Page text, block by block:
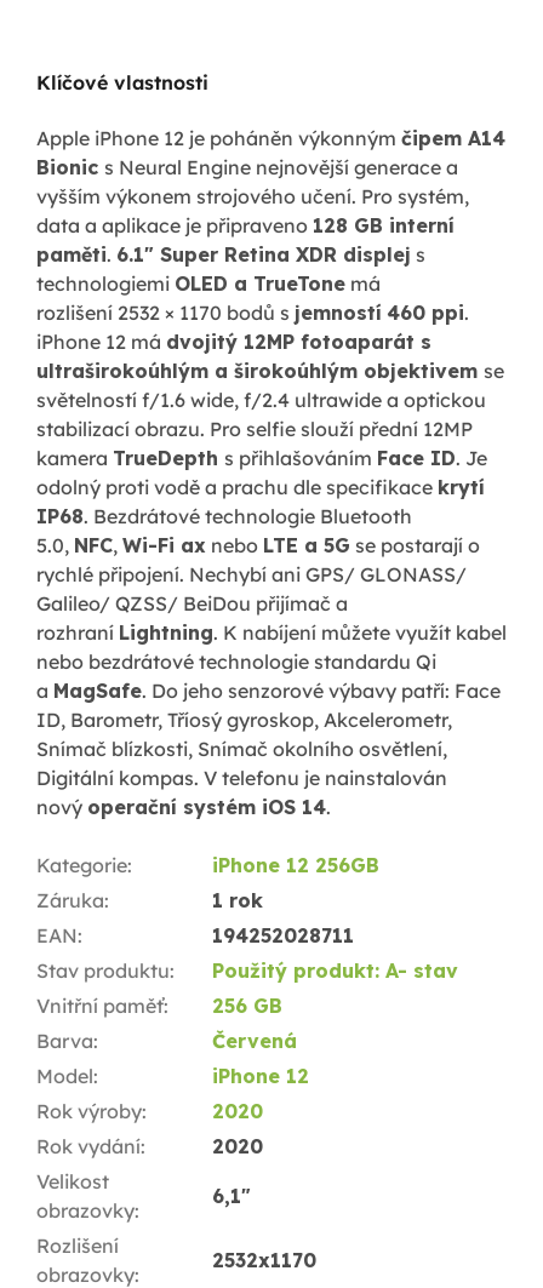
Klíčové vlastnosti
Apple iPhone 12 je poháněn výkonným čipem A14
Bionic s Neural Engine nejnovější generace a
vyšším výkonem strojového učení. Pro systém,
data a aplikace je připraveno 128 GB interní
paměti. 6.1" Super Retina XDR displej s
technologiemi OLED a TrueTone má
rozlišení 2532 × 1170 bodů s jemností 460 ppi.
iPhone 12 má dvojitý 12MP fotoaparát s
ultraširokoúhlým a širokoúhlým objektivem se
světelností f/1.6 wide, f/2.4 ultrawide a optickou
stabilizací obrazu. Pro selfie slouží přední 12MP
kamera TrueDepth s přihlašováním Face ID. Je
odolný proti vodě a prachu dle specifikace krytí
IP68. Bezdrátové technologie Bluetooth
5.0, NFC, Wi-Fi ax nebo LTE a 5G se postarají o
rychlé připojení. Nechybí ani GPS/ GLONASS/
Galileo/ QZSS/ BeiDou přijímač a
rozhraní Lightning. K nabíjení můžete využít kabel
nebo bezdrátové technologie standardu Qi
a MagSafe. Do jeho senzorové výbavy patří: Face
ID, Barometr, Tříosý gyroskop, Akcelerometr,
Snímač blízkosti, Snímač okolního osvětlení,
Digitální kompas. V telefonu je nainstalován
nový operační systém iOS 14.
Kategorie:
iPhone 12 256GB
Záruka:
1 rok
EAN:
194252028711
Stav produktu:
Použitý produkt: A- stav
Vnitřní paměť:
256 GB
Barva:
Červená
Model:
iPhone 12
Rok výroby:
2020
Rok vydání:
2020
Velikost
obrazovky:
6,1"
Rozlišení
obrazovky:
2532x1170